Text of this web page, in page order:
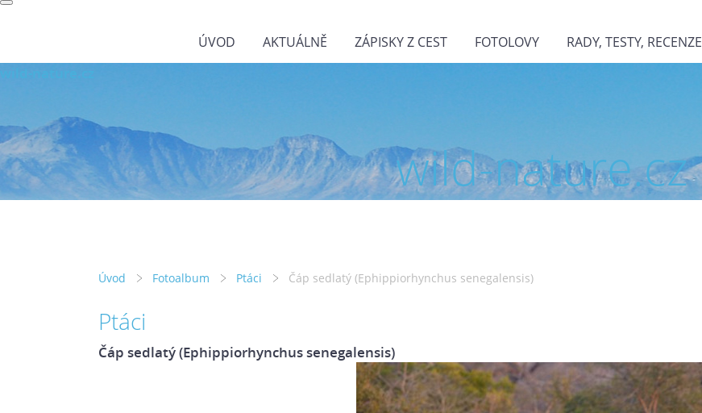
ÚVOD AKTUÁLNĚ ZÁPISKY Z CEST FOTOLOVY RADY, TESTY, RECENZE
wild-nature.cz
Úvod Fotoalbum Ptáci Čáp sedlatý (Ephippiorhynchus senegalensis)
Ptáci
Čáp sedlatý (Ephippiorhynchus senegalensis)